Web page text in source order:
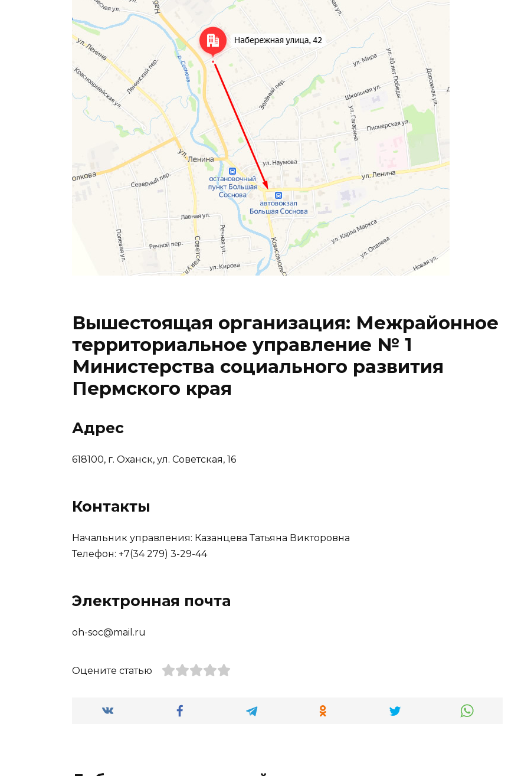
Вышестоящая организация: Межрайонное
территориальное управление № 1
Министерства социального развития
Пермского края
Адрес
618100, г. Оханск, ул. Советская, 16
Контакты
Начальник управления: Казанцева Татьяна Викторовна
Телефон: +7(34 279) 3-29-44
Электронная почта
oh-soc@mail.ru
Оцените статью